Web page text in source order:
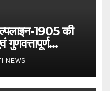
1905 की
गुणवत्तापूर्ण
: DM
NEWS